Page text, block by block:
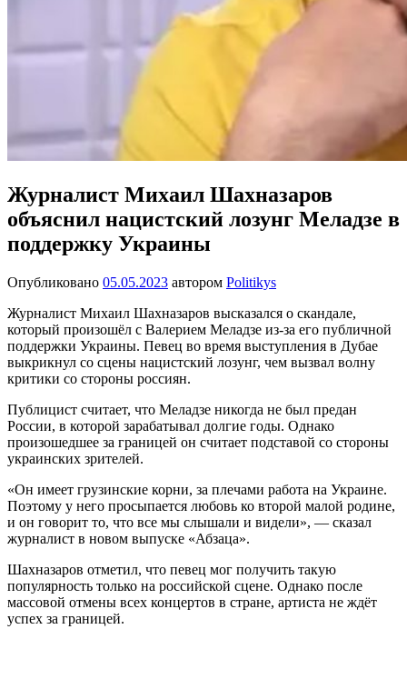
Журналист Михаил Шахназаров
объяснил нацистский лозунг Меладзе в
поддержку Украины
Опубликовано 05.05.2023 автором Politikys
Журналист Михаил Шахназаров высказался о скандале,
который произошёл с Валерием Меладзе из-за его публичной
поддержки Украины. Певец во время выступления в Дубае
выкрикнул со сцены нацистский лозунг, чем вызвал волну
критики со стороны россиян.
Публицист считает, что Меладзе никогда не был предан
России, в которой зарабатывал долгие годы. Однако
произошедшее за границей он считает подставой со стороны
украинских зрителей.
«Он имеет грузинские корни, за плечами работа на Украине.
Поэтому у него просыпается любовь ко второй малой родине,
и он говорит то, что все мы слышали и видели», — сказал
журналист в новом выпуске «Абзаца».
Шахназаров отметил, что певец мог получить такую
популярность только на российской сцене. Однако после
массовой отмены всех концертов в стране, артиста не ждёт
успех за границей.